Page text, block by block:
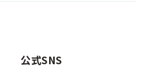
公式SNS